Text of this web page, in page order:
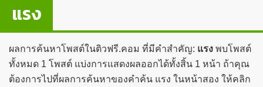
แรง
ผลการค้นหาโพสต์ในติวฟรี.คอม ที่มีคำสำคัญ: แรง พบโพสต์
ทั้งหมด 1 โพสต์ แบ่งการแสดงผลออกได้ทั้งสิ้น 1 หน้า ถ้าคุณ
ต้องการไปที่ผลการค้นหาของคำค้น แรง ในหน้าสอง ให้คลิก